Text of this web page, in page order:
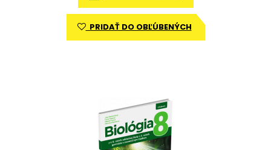
PRIDAŤ DO OBĽÚBENÝCH